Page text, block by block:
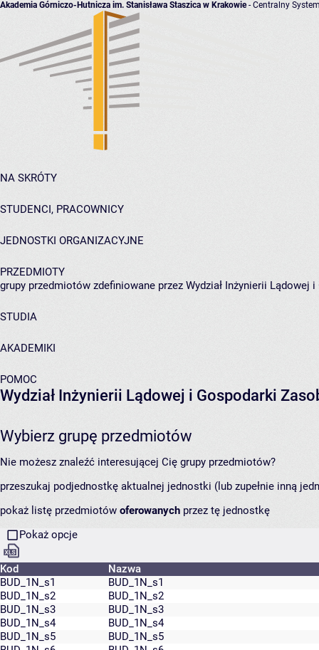
Akademia Górniczo-Hutnicza im. Stanisława Staszica w Krakowie- Centralny
NA SKRÓTY
STUDENCI, PRACOWNICY
JEDNOSTKI ORGANIZACYJNE
PRZEDMIOTY
grupy przedmiotów zdefiniowane przez Wydział Inżynierii Lądowej
STUDIA
AKADEMIKI
POMOC
Wydział Inżynierii Lądowej i Gospodarki
Wybierz grupę przedmiotów
Nie możesz znaleźć interesującej Cię grupy przedmiotów?
przeszukaj podjednostkę aktualnej jednostki (lub zupełnie inną
pokaż listę przedmiotów oferowanych przez tę jednostkę
Pokaż opcje
Kod
Nazwa
BUD_1N_s1
BUD_1N_s1
BUD_1N_s2
BUD_1N_s2
BUD_1N_s3
BUD_1N_s3
BUD_1N_s4
BUD_1N_s4
BUD_1N_s5
BUD_1N_s5